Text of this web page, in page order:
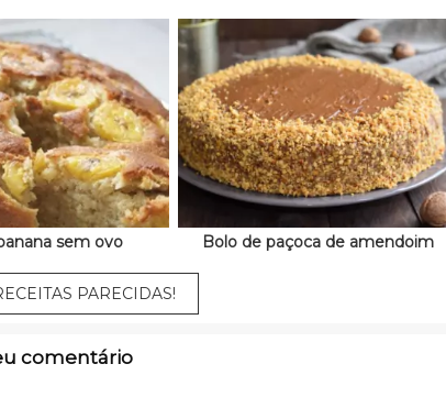
sem ovo Bolo de paçoca de amendoim
PARECIDAS!
comentário